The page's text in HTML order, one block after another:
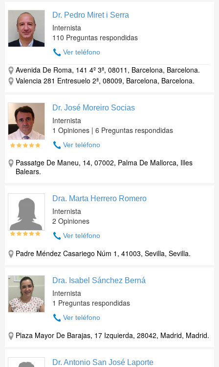
Dr. Pedro Miret i Serra
Internista
110 Preguntas respondidas
Ver teléfono
Avenida De Roma, 141 4º 3ª, 08011, Barcelona, Barcelona.
Valencia 281 Entresuelo 2ª, 08009, Barcelona, Barcelona.
Dr. José Moreiro Socias
Internista
1 Opiniones | 6 Preguntas respondidas
Ver teléfono
Passatge De Maneu, 14, 07002, Palma De Mallorca, Illes
Balears.
Dra. Marta Herrero Romero
Internista
2 Opiniones
Ver teléfono
Padre Méndez Casariego Núm 1, 41003, Sevilla, Sevilla.
Dra. Isabel Sánchez Berná
Internista
1 Preguntas respondidas
Ver teléfono
Plaza Mayor De Barajas, 17 Izquierda, 28042, Madrid, Madrid.
Dr. Antonio San José Laporte